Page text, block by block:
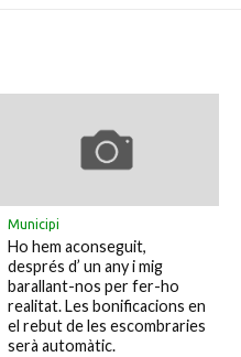
Municipi
Ho hem aconseguit,
després d’ un any i mig
barallant-nos per fer-ho
realitat. Les bonificacions en
el rebut de les escombraries
serà automàtic.